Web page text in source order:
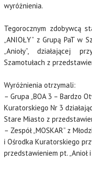
wyróżnienia.
Tegorocznym zdobywcą
„ANIOŁY” z Grupą PaT w
„Anioły”, działającej
Szamotułach z
Wyróżnienia otrzymali:
– Grupa „BOA 3 – Bardzo
Kuratorskiego Nr 3
Stare Miasto z
– Zespół „MOSKAR” z
i Ośrodka Kuratorskiego
przedstawieniem pt. „Anioł i